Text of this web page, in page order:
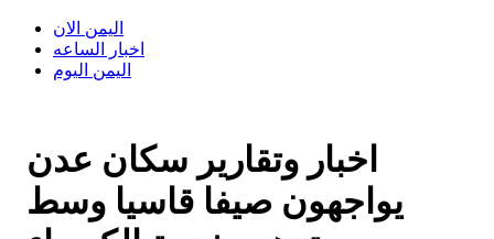
اليمن الان
اخبار الساعه
اليمن اليوم
اخبار وتقارير سكان عدن
يواجهون صيفا قاسيا وسط